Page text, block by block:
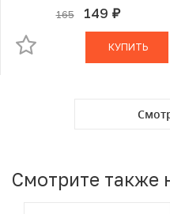
165 149 руб.
В КОРЗИНЕ
КУПИТЬ
Смотрите также